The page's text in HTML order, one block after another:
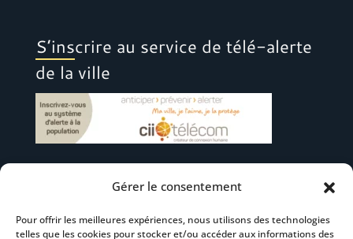
Gérer le consentement
Pour offrir les meilleures expériences, nous utilisons des technologies
telles que les cookies pour stocker et/ou accéder aux informations des
S’inscrire au service de télé-alerte
de la ville
Suivez-nous